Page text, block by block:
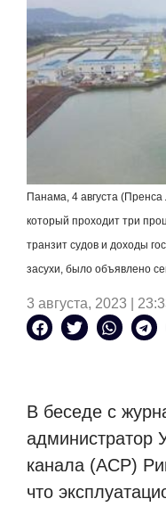
Панама, 4 августа
который проходит три
транзит судов и доходы
засухи, было объявлено
3 августа, 2023 |
В беседе с
администратор
канала (ACP)
что